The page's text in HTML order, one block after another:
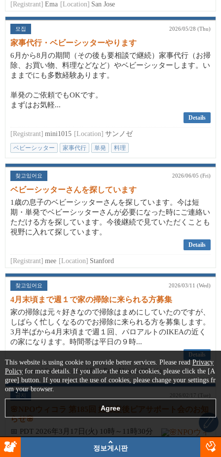
[Registrant] Ema [Location] San Jose
모집 2026/05/28 (Thu)
家事代行・ベビーシッターやります
6月から8月の期間（その後も要相談で継続）家事代行（お掃
除、お買い物、料理などなど）やベビーシッターします。い
ままでにも多数経験あります。
単発のご依頼でもOKです。
まずはお気軽...
Details
[Registrant] mini1015 [Location] サンノゼ
ベビーシッター 家事代行 単発 料理
찾고있어요 2026/06/05 (Fri)
ベビーシッターさんを探しています
1歳の息子のベビーシッターさんを探しています。今は短
期・単発でベビーシッターさんが必要になった時にご連絡い
ただける方を探しています。今後継続で見ていただくことも
視野に入れて探しています。
Details
[Registrant] mee [Location] Stanford
찾고있어요 2026/03/11 (Wed)
4月末頃まで週１で家の掃除に来られる方募集
家の掃除は元々好きなので掃除はまめにしていたのですが、
しばらく忙しくなるのでお掃除に来られる方を募集します。
3月半ばから4月末頃まで週１回、パロアルトのIKEAの近く
の家になります。時間帯は平日の９時...
Details
[Registrant] Seri [Location] East Palo Alto, California
공지 2026/02/17 (Tue)
🌸NPOウィコラ 第185回 妊娠産後ピアサポート会のお知
らせ🌸
📅 PDT 2026年3月17日(火) 10時～11時30分
現地開催
場所:Campbell (場所の詳細は参加登録後、メ
정보게시판
This website is using cookie to provide better services. Please readPrivacy
Policy for more details. If you allow the use of cookies, please click the [A
gree] button. If you reject the use of cookies, please change your settings fr
om your browser.